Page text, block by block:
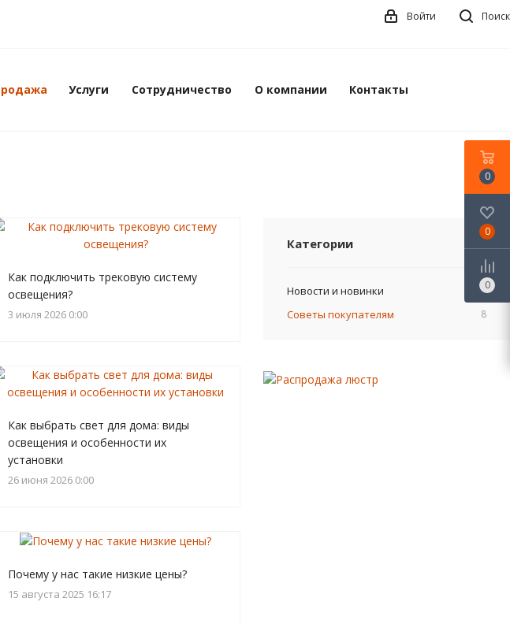
Поиск
Войти
Услуги Сотрудничество О компании Контакты
Как подключить трековую систему
освещения?
3 июля 2026 0:00
Как выбрать свет для дома: виды
освещения и особенности их
установки
26 июня 2026 0:00
Почему у нас такие низкие цены?
15 августа 2025 16:17
Категории
Новости и новинки 9
Советы покупателям 8
0
0
0